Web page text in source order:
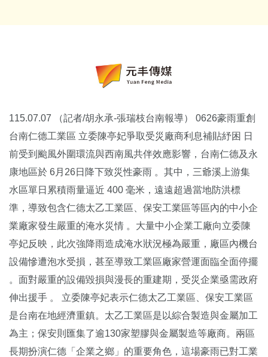
115.07.07 （記者/胡永承-張瑞枝台南報導） 0626豪雨重創
台南仁德工業區 立委陳亭妃爭取受災廠商利息補貼紓困 日
前受到颱風外圍環流與西南風共伴效應影響，台南仁德及永
康地區於 6月26日降下致災性豪雨 。其中，三爺溪上游集
水區單日累積雨量逼近 400 毫米，遠遠超過當地防洪標
準，導致包含仁德太乙工業區、保安工業區等區內的中小企
業廠家發生嚴重的淹水災情 。大量中小企業工廠向立委陳
亭妃反映，此次強降雨造成淹水狀況極為嚴重，廠區內機台
設備慘遭泡水受損，甚至導致工業區廠家營運面臨全面停擺
。面對嚴重的設備毀損與漫長的重建期，受災企業亟需政府
伸出援手 。 立委陳亭妃表示仁德太乙工業區、保安工業區
是台南在地經濟重鎮。太乙工業區是以綜合製造與金屬加工
為主；保安則匯集了逾130家塑膠與金屬製造等廠商。兩區
長期扮演仁德「企業之鄉」的重要角色，這場豪雨已對工業